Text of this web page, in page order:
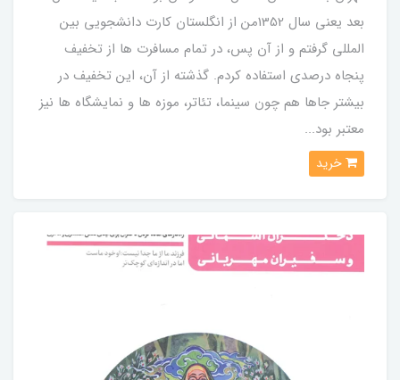
بعد یعنی سال 1352من از انگلستان کارت دانشجویی بین
المللی گرفتم و از آن پس، در تمام مسافرت ها از تخفیف
پنجاه درصدی استفاده کردم. گذشته از آن، این تخفیف در
بیشتر جاها هم چون سینما، تئاتر، موزه ها و نمایشگاه ها نیز
معتبر بود...